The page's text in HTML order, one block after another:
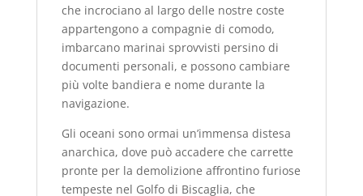
che incrociano al largo delle nostre coste
appartengono a compagnie di comodo,
imbarcano marinai sprovvisti persino di
documenti personali, e possono cambiare
più volte bandiera e nome durante la
navigazione.
Gli oceani sono ormai un’immensa distesa
anarchica, dove può accadere che carrette
pronte per la demolizione affrontino furiose
tempeste nel Golfo di Biscaglia, che